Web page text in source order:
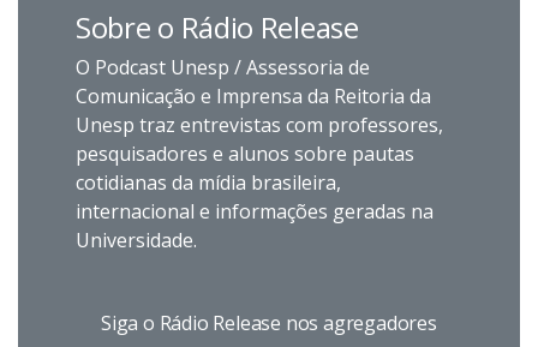
Sobre o Rádio Release
O Podcast Unesp / Assessoria de
Comunicação e Imprensa da Reitoria da
Unesp traz entrevistas com professores,
pesquisadores e alunos sobre pautas
cotidianas da mídia brasileira,
internacional e informações geradas na
Universidade.
Siga o Rádio Release nos agregadores